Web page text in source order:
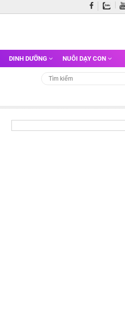
DINH DƯỠNG NUÔI DẠY CON